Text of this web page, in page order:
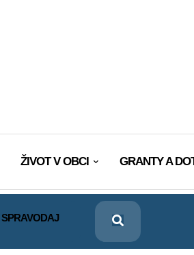
ŽIVOT V OBCI GRANTY A
SPRAVODAJ